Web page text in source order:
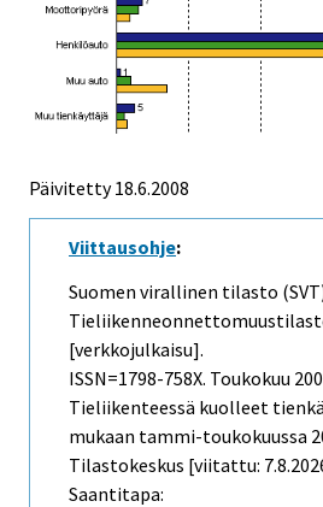
Päivitetty18.6.2008
Viittausohje:
Suomen virallinen tilasto
[verkkojulkaisu].
ISSN=1798-758X. Toukokuu
Tieliikenteessä kuolleet
mukaan tammi-toukokuussa
Tilastokeskus [viitattu:
Saantitapa: